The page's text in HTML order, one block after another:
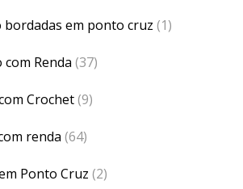
em ponto cruz (1)
Renda (37)
Crochet(9)
renda (64)
Ponto Cruz (2)